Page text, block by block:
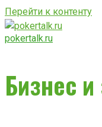
Перейти к контенту
pokertalk.ru
Бизнес